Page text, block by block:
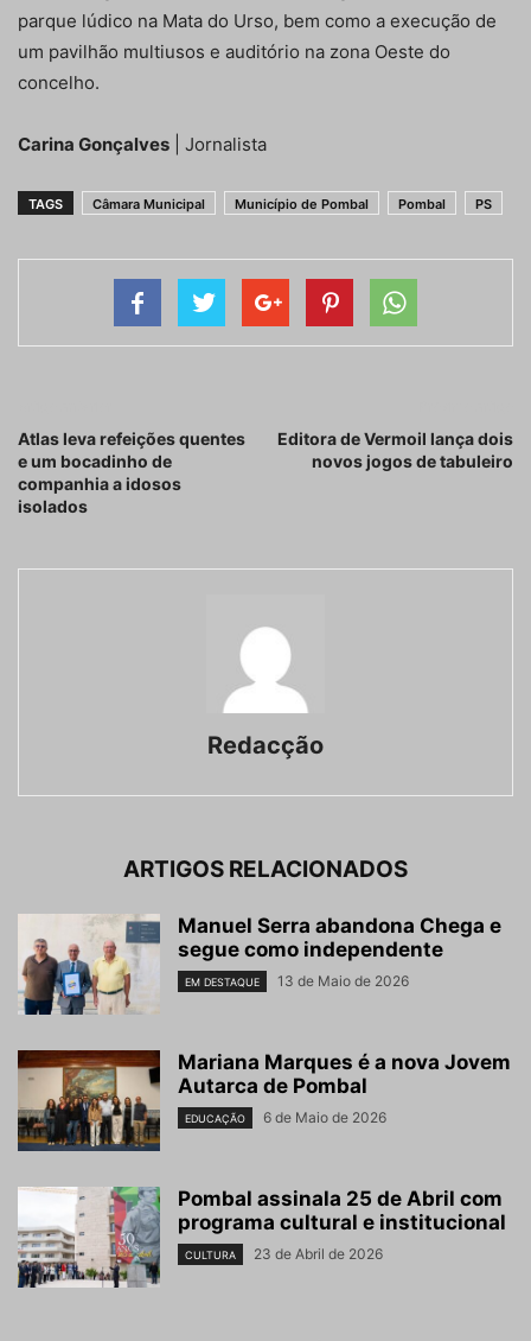
parque lúdico na Mata do Urso, bem como a execução de
um pavilhão multiusos e auditório na zona Oeste do
concelho.
Carina Gonçalves | Jornalista
TAGS Câmara Municipal Município de Pombal Pombal PS
Atlas leva refeições quentes
e um bocadinho de
companhia a idosos
isolados
Editora de Vermoil lança dois
novos jogos de tabuleiro
Redacção
ARTIGOS RELACIONADOS
Manuel Serra abandona Chega e
segue como independente
EM DESTAQUE 13 de Maio de 2026
Mariana Marques é a nova Jovem
Autarca de Pombal
EDUCAÇÃO 6 de Maio de 2026
Pombal assinala 25 de Abril com
programa cultural e institucional
CULTURA 23 de Abril de 2026